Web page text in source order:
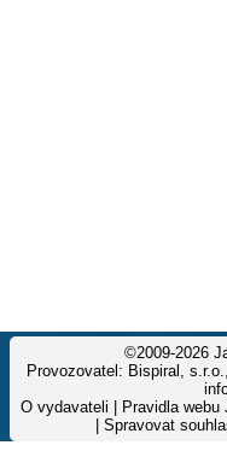
©2009-2026
Provozovatel: Bispiral,
O vydavateli
Pravidla
Spravovat